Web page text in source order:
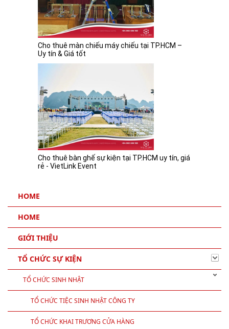
Cho thuê màn chiếu máy chiếu tại TP.HCM –
Uy tín & Giá tốt
Cho thuê bàn ghế sự kiện tại TP.HCM uy tín, giá
rẻ - VietLink Event
HOME
HOME
GIỚI THIỆU
TỔ CHỨC SỰ KIỆN
TỔ CHỨC SINH NHẬT
TỔ CHỨC TIỆC SINH NHẬT CÔNG TY
TỔ CHỨC KHAI TRƯƠNG CỬA HÀNG